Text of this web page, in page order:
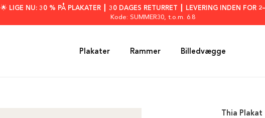
🌟 LIGE NU: 30 % PÅ PLAKATER ┃ 30 DAGES RETURRET ┃ LEVERING INDEN FOR
Kode: SUMMER30, t.o.m. 6.8
Plakater Rammer Billedvægge
Thia Plakat